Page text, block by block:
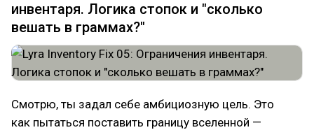
инвентаря. Логика стопок и "сколько
вешать в граммах?"
Смотрю, ты задал себе амбициозную цель. Это
как пытаться поставить границу вселенной —